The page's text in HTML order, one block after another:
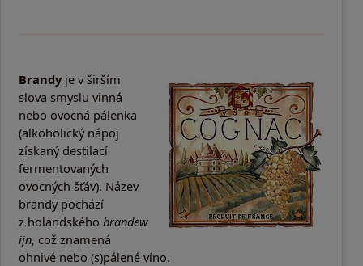
Brandy je v širším
slova smyslu vinná
nebo ovocná pálenka
(alkoholický nápoj
získaný destilací
fermentovaných
ovocných šťáv). Název
brandy pochází
z holandského brandew
ijn, což znamená
ohnivé nebo (s)pálené víno.